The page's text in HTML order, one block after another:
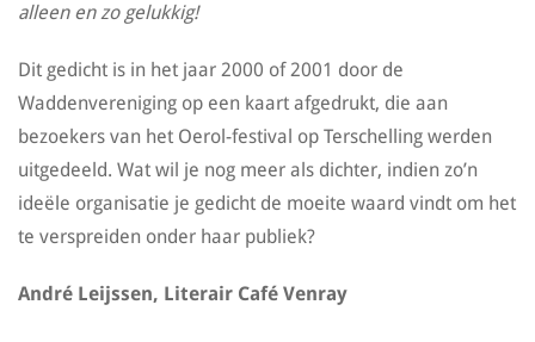
alleen en zo gelukkig!
Dit gedicht is in het jaar 2000 of 2001 door de
Waddenvereniging op een kaart afgedrukt, die aan
bezoekers van het Oerol-festival op Terschelling werden
uitgedeeld. Wat wil je nog meer als dichter, indien zo’n
ideële organisatie je gedicht de moeite waard vindt om het
te verspreiden onder haar publiek?
André Leijssen, Literair Café Venray